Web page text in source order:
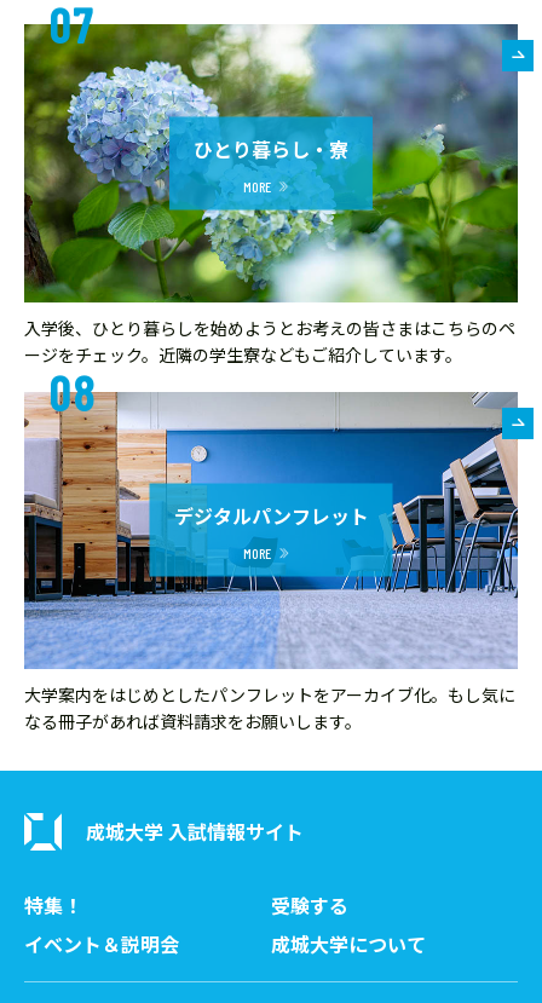
ひとり暮らし・寮
入学後、ひとり暮らしを始めようとお考えの皆さまはこちらのペ
ージをチェック。近隣の学生寮などもご紹介しています。
デジタルパンフレット
大学案内をはじめとしたパンフレットをアーカイブ化。もし気に
なる冊子があれば資料請求をお願いします。
成城大学 入試情報サイト
特集！
受験する
イベント＆説明会
成城大学について